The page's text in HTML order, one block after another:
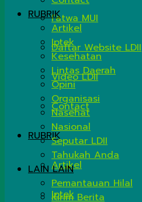
Fatwa MUI
Daftar Website LDII
Video LDII
Contact
RUBRIK
Artikel
Iptek
RUBRIK
Artikel
Iptek
Kesehatan
Lintas Daerah
Opini
Organisasi
Nasehat
Nasional
Seputar LDII
Tahukah Anda
LAIN LAIN
Pemantauan Hilal
Kirim Berita